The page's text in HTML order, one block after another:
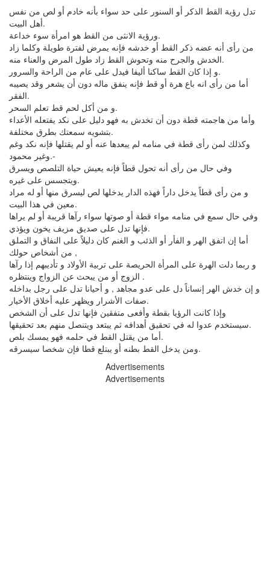
تدل رؤية القط الذكر أو السنور على حد سواء بأنه خادم أو لص من نفس
أهل البيت.
ورؤية الانثى من القط هو امرأة سوء خداعة.
من رأى أنه عضه ذكر القط أو خدشه فإنه يمرض لفترة طويلة وكلما زاد
الخدش والجرح منه وتحوش القط زاد طول المرض والعناء منه.
و إذا كان القط ساكنا أليفا فيدل على عام من الراحة والسرور.
أما من رأى انه باع هرة أو قط فإنه ينفق ماله دون أن يشعر وقد يصيبه
الفقر.
و من أكل لحم قط تعلم السحر.
وأما من هاجمته قطة دون أن تخدش به فهو دليل على نكد يفتعله الأعداء
بتشويه سمعتك بطرق مختلفة.
وكذلك لمن رأى قطة في منامه لم يبعدها عنه أو لم يقتلها فإنه نكد وغم
وغير محمود.-
وفي حال من رأى أنه تحول قطاً فإنه يعيش حياة التلصص ويسرق
ويتجسس على غيره.
و من رأى قطاً يدخل داراً فهذه الدار يدخلها لص ليسرق منها أو له مراد
معين في هذا البيت.
وفي حال سمع في منامه مواء قطة أو صوتها سواء رآها قريبة أو لم يراها
فإنها تدل على صديق مزيف يخون ويؤذي.
أما إن اتفق الهر و الفأر أو الذئب و الغنم كان دليلاً على النفاق و التملق
من أشخاص حولك ,
و ربما دلت الهرة على المرأة الحريصة على تربية الأولاد و تأديبهم إذا رآها
الزوج أو من يبحث عن الزواج وينتظره .
و إن خدش الهر إنساناً دل على عدو مجاهد , و أحيانا تدل على رجل بداخله
صفات الأشرار ويظهر عليه أخلاق الأخيار.
وإذا كانت الرؤيا بقطة وأفعى متفقين فإنها تدل على أن الشخص
سيستخدم عدوا له في تحقيق أهدافه ثم يبتعد ويتنصل منهم بعد تحقيقها.
أما من يقتل القط في حلمه فهو يمسك بلص.
ومن يدخل القط بطنه أو يبتلع قطا فإن شخصا سيسرقه.
Advertisements
Advertisements